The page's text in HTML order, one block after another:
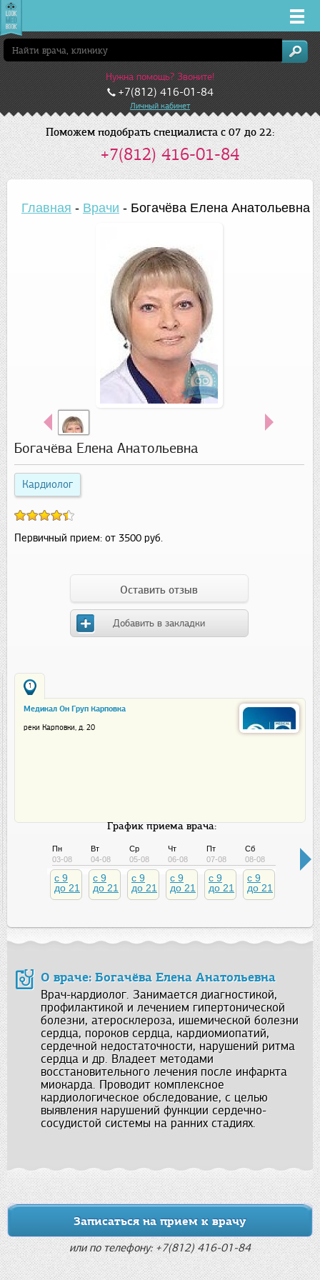
Врачи
Клиники
Заболевания
Лекарства
Акции
Нужна помощь? Звоните!
+7(812) 416-01-84
Личный кабинет
Поможем подобрать специалиста с 07 до 22:
+7(812) 416-01-84
Главная - Врачи - Богачёва Елена Анатольевна
Богачёва Елена Анатольевна
Кардиолог
Первичный прием: от 3500 руб.
Оставить отзыв
Добавить в закладки
1
Медикал Он Груп Карповка
реки Карповки, д. 20
График приема врача:
Пн
03-08
c 9
до 21
Вт
04-08
c 9
до 21
Ср
05-08
c 9
до 21
Чт
06-08
c 9
до 21
Пт
07-08
c 9
до 21
Сб
08-08
c 9
до 21
О враче: Богачёва Елена Анатольевна
Врач-кардиолог. Занимается диагностикой,
профилактикой и лечением гипертонической
болезни, атеросклероза, ишемической болезни
сердца, пороков сердца, кардиомиопатий,
сердечной недостаточности, нарушений ритма
сердца и др. Владеет методами
восстановительного лечения после инфаркта
миокарда. Проводит комплексное
кардиологическое обследование, с целью
выявления нарушений функции сердечно-
сосудистой системы на ранних стадиях.
Записаться на прием к врачу
или по телефону: +7(812) 416-01-84